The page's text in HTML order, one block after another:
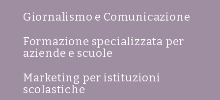
Giornalismo e Comunicazione
Formazione specializzata per
aziende e scuole
Marketing per istituzioni
scolastiche